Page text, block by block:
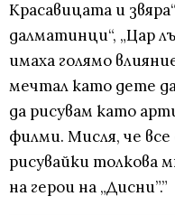
Красавицата и
далматинци“, „Цар
имаха голямо
мечтал като дете
да рисувам като
филми. Мисля, че
рисувайки толкова
на герои на „Дисни”.”